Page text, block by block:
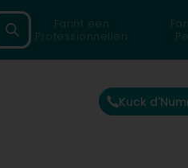
Fannt een
Professionnellen
Kuck